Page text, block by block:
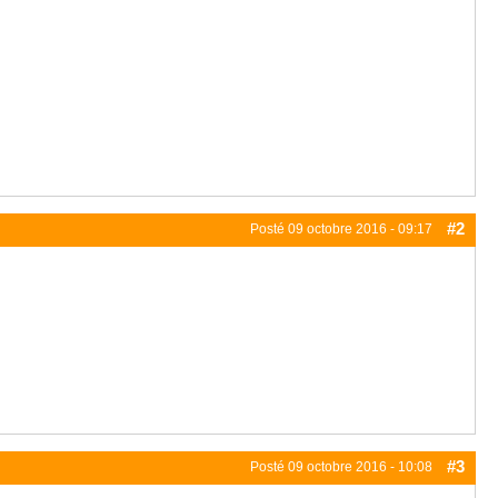
Posté 09 octobre 2016 - 09:17 #2
Posté 09 octobre 2016 - 10:08 #3